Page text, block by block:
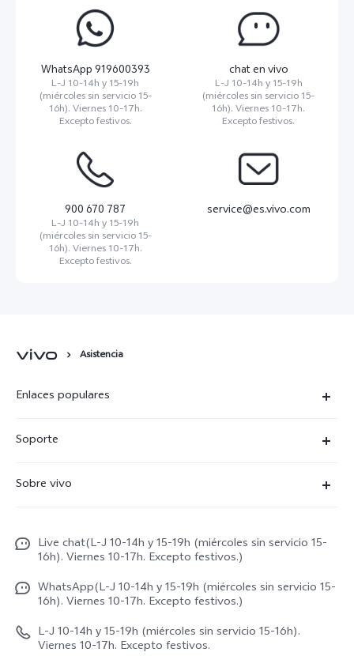
WhatsApp 919600393
L-J 10-14h y 15-19h
(miércoles sin servicio 15-
16h). Viernes 10-17h.
Excepto festivos.
chat en vivo
L-J 10-14h y 15-19h
(miércoles sin servicio 15-
16h). Viernes 10-17h.
Excepto festivos.
900 670 787
L-J 10-14h y 15-19h
(miércoles sin servicio 15-
16h). Viernes 10-17h.
Excepto festivos.
service@es.vivo.com
Asistencia
Enlaces populares
X300
V70 5G
V70 FE
V70 Lite 5G
Soporte
Autenticación de IMEI
Gestión de reparaciones
Manual de usuario
Actualización de sistema
Sobre vivo
Netiqueta vivo
Avisos legales
Acerca de nosotros
Sostenibilidad
Live chat(L-J 10-14h y 15-19h (miércoles sin servicio 15-
16h). Viernes 10-17h. Excepto festivos.)
WhatsApp(L-J 10-14h y 15-19h (miércoles sin servicio 15-
16h). Viernes 10-17h. Excepto festivos.)
L-J 10-14h y 15-19h (miércoles sin servicio 15-16h).
Viernes 10-17h. Excepto festivos.